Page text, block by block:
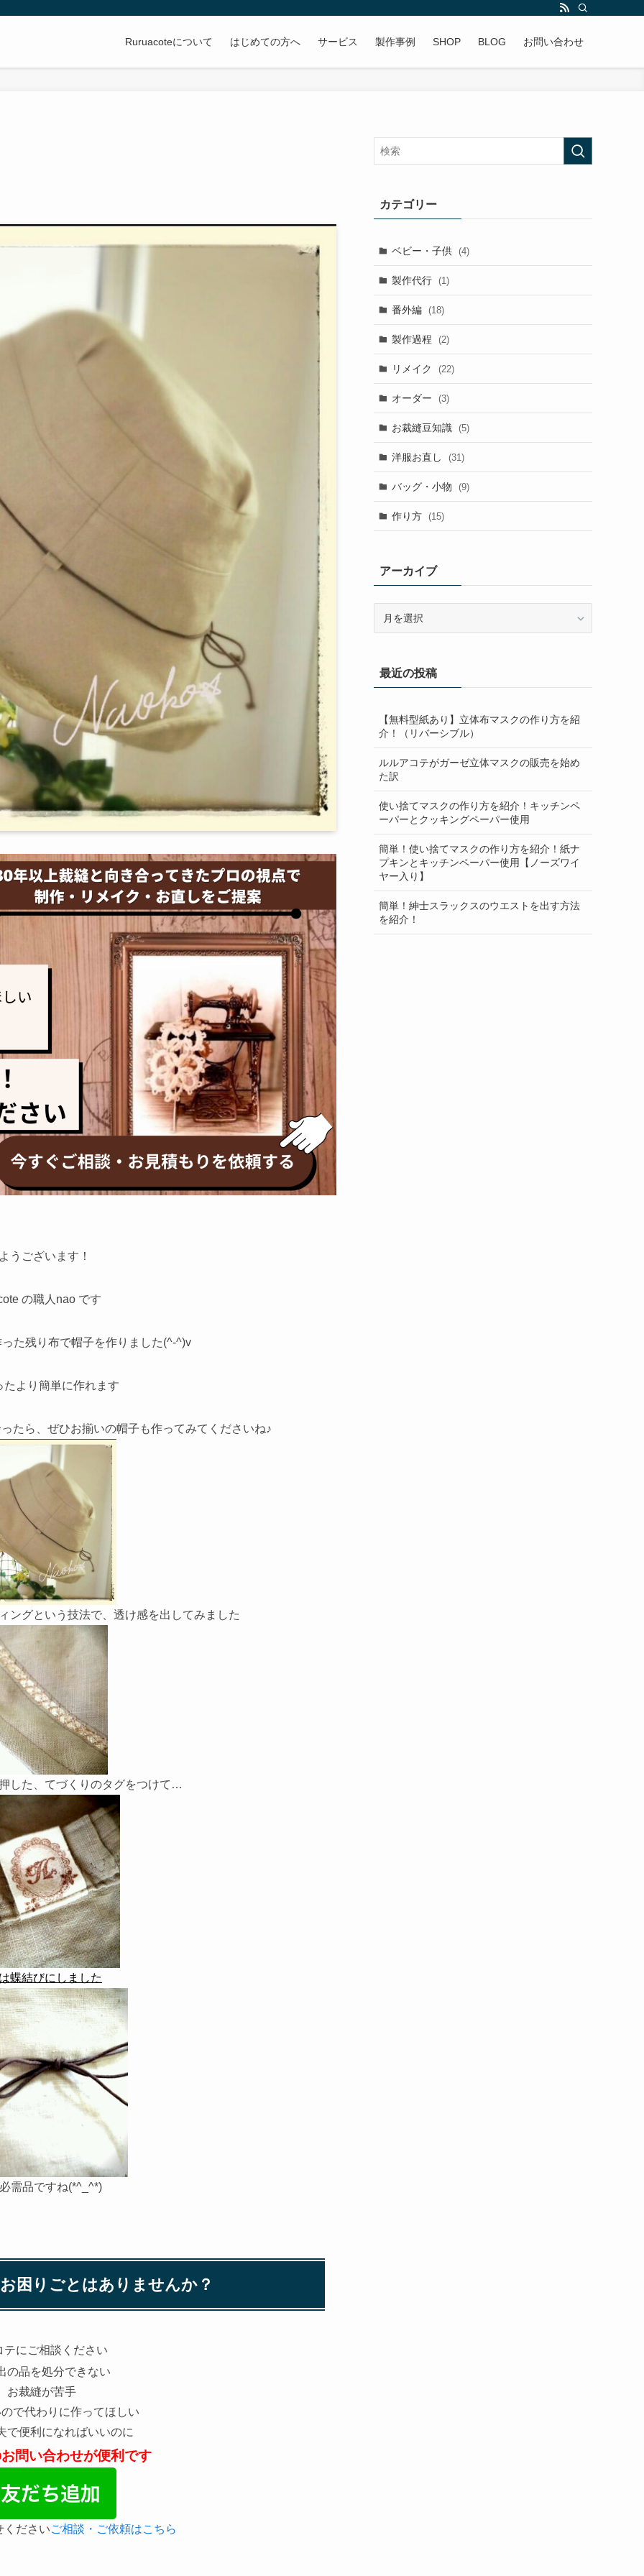
Ruruacoteについて はじめての方へ サービス 製作事例 SHOP BLOG お問い合わせ
うございます！
の職人nao です
た残り布で帽子を作りました(^-^)v
たより簡単に作れます
たら、ぜひお揃いの帽子も作ってみてくださいね♪
ングという技法で、透け感を出してみました
した、てづくりのタグをつけて…
蝶結びにしました
需品ですね(*^_^*)
困りごとはありませんか？
テにご相談ください
の品を処分できない
お裁縫が苦手
で代わりに作ってほしい
で便利になればいいのに
問い合わせが便利です
くださいご相談・ご依頼はこちら
カテゴリー
ベビー・子供 (4)
製作代行 (1)
番外編 (18)
製作過程 (2)
リメイク (22)
オーダー (3)
お裁縫豆知識 (5)
洋服お直し (31)
バッグ・小物 (9)
作り方 (15)
アーカイブ
ブ最近の投稿
【無料型紙あり】立体布マスクの作り方を紹
介！（リバーシブル）
ルルアコテがガーゼ立体マスクの販売を始め
た訳
使い捨てマスクの作り方を紹介！キッチンペ
ーパーとクッキングペーパー使用
簡単！使い捨てマスクの作り方を紹介！紙ナ
プキンとキッチンペーパー使用【ノーズワイ
ヤー入り】
簡単！紳士スラックスのウエストを出す方法
を紹介！